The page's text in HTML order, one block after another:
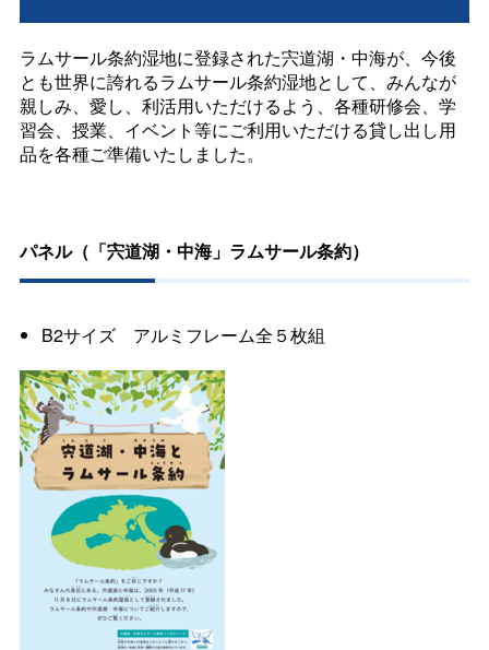
ラムサール条約湿地に登録された宍道湖・中海が、今後
とも世界に誇れるラムサール条約湿地として、みんなが
親しみ、愛し、利活用いただけるよう、各種研修会、学
習会、授業、イベント等にご利用いただける貸し出し用
品を各種ご準備いたしました。
パネル（「宍道湖・中海」ラムサール条約）
B2サイ ズ アルミフレーム全５枚組